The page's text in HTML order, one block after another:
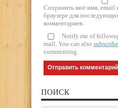
Сохранить моё имя, email
браузере для
комментариев.
Notify me of
mail. You can also subscribe
commenting.
ПОИСК